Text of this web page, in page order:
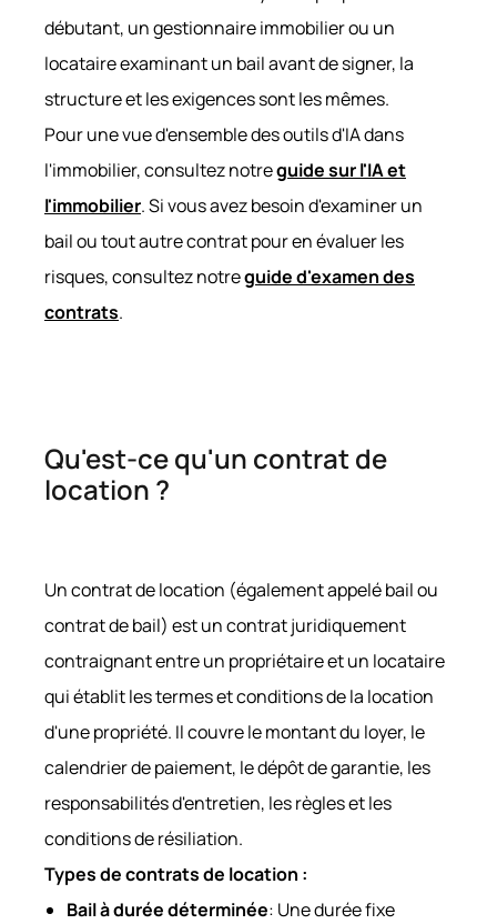
débutant, un gestionnaire immobilier ou un
locataire examinant un bail avant de signer, la
structure et les exigences sont les mêmes.
Pour une vue d'ensemble des outils d'IA dans
l'immobilier, consultez notreguide sur l'IA et
l'immobilier. Si vous avez besoin d'examiner un
bail ou tout autre contrat pour en évaluer les
risques, consultez notreguide d'examen des
contrats.
Qu'est-ce qu'un contrat de
location ?
Un contrat de location (également appelé bail ou
contrat de bail) est un contrat juridiquement
contraignant entre un propriétaire et un locataire
qui établit les termes et conditions de la location
d'une propriété. Il couvre le montant du loyer, le
calendrier de paiement, le dépôt de garantie, les
responsabilités d'entretien, les règles et les
conditions de résiliation.
Types de contrats de location :
Bail à durée déterminée: Une durée fixe